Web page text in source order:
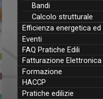
Bandi
Calcolo strutturale
Efficienza energetica
Eventi
FAQ Pratiche Edili
Fatturazione Elettronica
Formazione
HACCP
Pratiche edilizie